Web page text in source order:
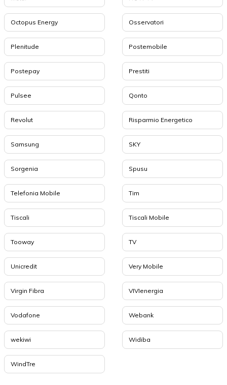
Octopus Energy Osservatori
Plenitude Postemobile
Postepay Prestiti
Pulsee Qonto
Revolut Risparmio Energetico
Samsung SKY
Sorgenia Spusu
Telefonia Mobile Tim
Tiscali Tiscali Mobile
Tooway TV
Unicredit Very Mobile
Virgin Fibra VIVIenergia
Vodafone Webank
wekiwi Widiba
WindTre